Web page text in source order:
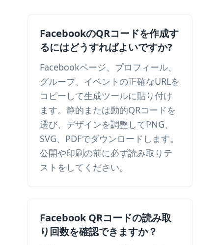
FacebookのQRコードを作成す
るにはどうすればよいですか?
Facebookページ、プロフィール、
グループ、イベントの正確なURLを
コピーして生成ツールに貼り付け
ます。静的または動的QRコードを
選び、デザインを調整してPNG、
SVG、PDFでダウンロードします。
公開や印刷の前に必ず読み取りテ
ストをしてください。
Facebook QRコードの読み取
り回数を確認できますか？